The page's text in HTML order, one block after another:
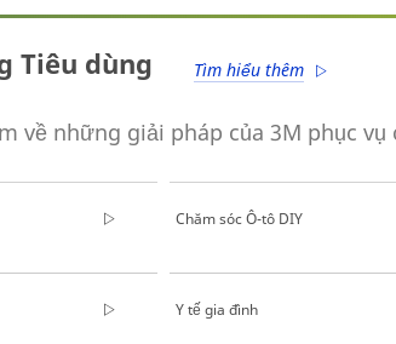
Tiêu dùng Tìm hiểu thêm
về những giải pháp của 3M phục
Chăm sóc Ô-tô DIY
Y tế gia đình